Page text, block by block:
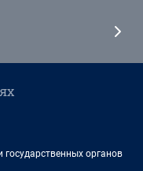
органов